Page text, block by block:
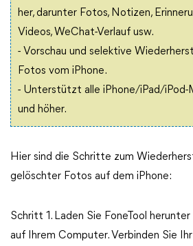
her, darunter Fotos, Notizen,
Videos, WeChat-Verlauf usw.
- Vorschau und selektive
Fotos vom iPhone.
- Unterstützt alle iPhone/iPad/iPod-
und höher.
Hier sind die Schritte zum
gelöschter Fotos auf dem iPhone:
Schritt 1. Laden Sie FoneTool
auf Ihrem Computer. Verbinden Sie